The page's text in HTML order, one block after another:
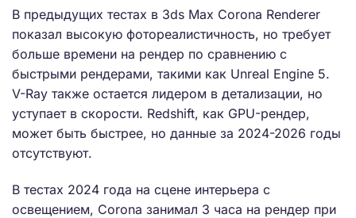
В предыдущих тестах в 3ds Max Corona Renderer
показал высокую фотореалистичность, но требует
больше времени на рендер по сравнению с
быстрыми рендерами, такими как Unreal Engine 5.
V-Ray также остается лидером в детализации, но
уступает в скорости. Redshift, как GPU-рендер,
может быть быстрее, но данные за 2024-2026 годы
отсутствуют.
В тестах 2024 года на сцене интерьера с
освещением, Corona занимал 3 часа на рендер при